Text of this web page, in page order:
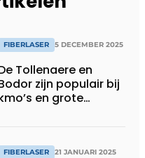
FIBERLASER 5 DECEMBER 2025
Tollenaere en
zijn populair bij
en grote
FIBERLASER 21 JANUARI 2025